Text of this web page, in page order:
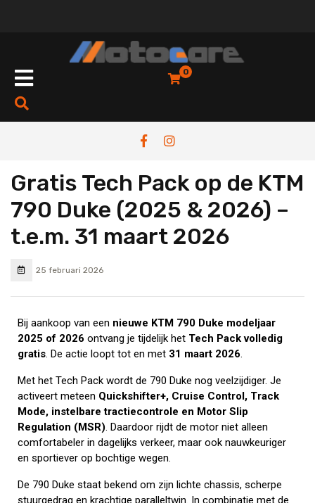
0
Gratis Tech Pack op de KTM
790 Duke (2025 & 2026) –
t.e.m. 31 maart 2026
25 februari 2026
Bij aankoop van een nieuwe KTM 790 Duke modeljaar
2025 of 2026 ontvang je tijdelijk het Tech Pack volledig
gratis . De actie loopt tot en met 31 maart 2026
Met het Tech Pack wordt de 790 Duke nog veelzijdiger. Je
activeert meteen Quickshifter+, Cruise Control, Track
Mode, instelbare tractiecontrole en Motor Slip
Regulation (MSR) . Daardoor rijdt de motor niet alleen
comfortabeler in dagelijks verkeer, maar ook nauwkeuriger
en sportiever op bochtige wegen.
De 790 Duke staat bekend om zijn lichte chassis, scherpe
stuurgedrag en krachtige paralleltwin. In combinatie met de